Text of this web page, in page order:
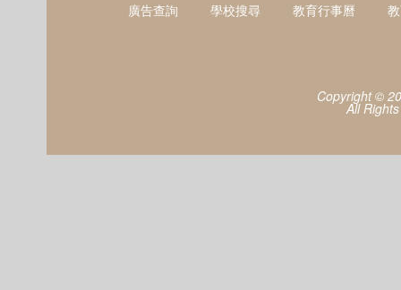
廣告查詢 學校搜尋 教育行事曆
Copyright ©
All